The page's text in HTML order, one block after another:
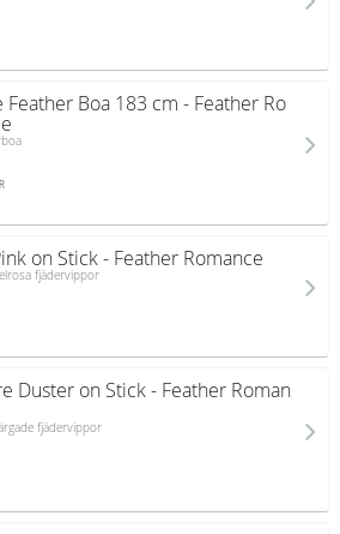
Feather Boa 183 cm - Feather Ro
on Stick - Feather Romance
fjädervippor
Duster on Stick - Feather Roman
fjädervippor